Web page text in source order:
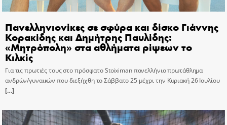
Πανελληνιονίκες σε σφύρα και δίσκο Γιάννης
Κορακίδης και Δημήτρης Παυλίδης:
«Μητρόπολη» στα αθλήματα ρίψεων το
Κιλκίς
Για τις πρωτιές τους στο πρόσφατο Stoiximan πανελλήνιο πρωτάθλημα
ανδρών/γυναικών που διεξήχθη το Σάββατο 25 μέχρι την Κυριακή 26 Ιουλίου
[…]